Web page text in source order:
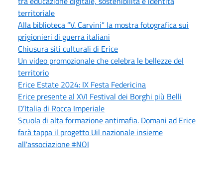
territoriale
Alla biblioteca “V. Carvini” la mostra fotografica sui
prigionieri di guerra italiani
Chiusura siti culturali di Erice
Un video promozionale che celebra le bellezze del
territorio
Erice Estate 2024: IX Festa Federicina
Erice presente al XVI Festival dei Borghi più Belli
D’Italia di Rocca Imperiale
Scuola di alta formazione antimafia. Domani ad Erice
farà tappa il progetto Uil nazionale insieme
all'associazione #NOI